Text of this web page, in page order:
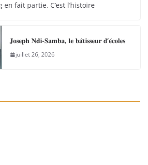
en fait partie. C’est l’histoire
𝐉𝐨𝐬𝐞𝐩𝐡 𝐍𝐝𝐢-𝐒𝐚𝐦𝐛𝐚, 𝐥𝐞 𝐛𝐚̂𝐭𝐢𝐬𝐬𝐞𝐮𝐫 𝐝’𝐞́𝐜𝐨𝐥𝐞𝐬
juillet 26, 2026